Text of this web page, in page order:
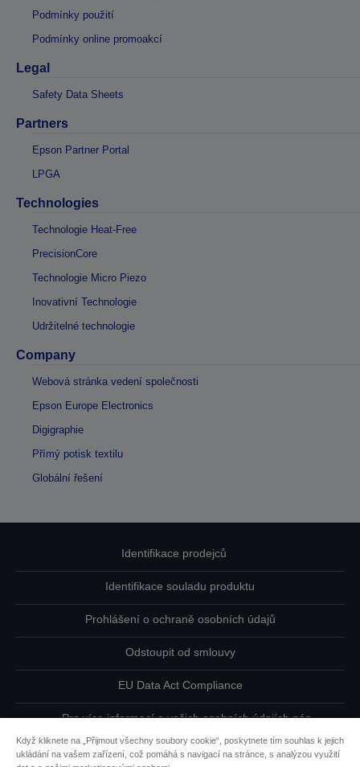
Podmínky použití
Podmínky online promoakcí
Legal
Safety Data Sheets
Partners
Epson Partner Portal
LPGA
Technologies
Technologie Heat-Free
PrecisionCore
Technologie Micro Piezo
Inovativní Technologie
Udržitelné technologie
Company
Webová stránka vedení společnosti
Epson Europe Electronics
Digigraphie
Přímý potisk textilu
Globální řešení
Identifikace prodejců
Identifikace souladu produktu
Prohlášení o ochraně osobních údajů
Odstoupit od smlouvy
EU Data Act Compliance
Pro více informací o vašich osobních údajích nás
kontaktujte
Když kliknete na „Přijmout všechny soubory cookie“, poskytnete tím souhlas k jejich
ukládání na vašem zařízení, což pomáhá s navigací na stránce, s analýzou využití